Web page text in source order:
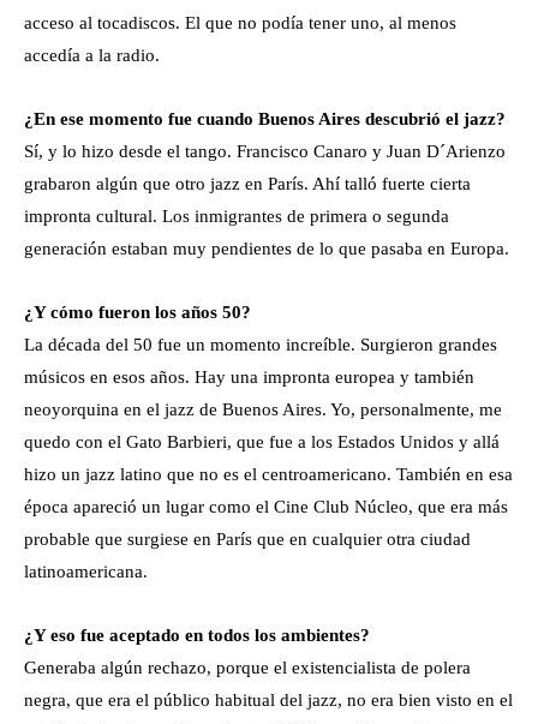
acceso al tocadiscos. El que no podía tener uno, al menos
accedía a la radio.
¿En ese momento fue cuando Buenos Aires descubrió el jazz?
Sí, y lo hizo desde el tango. Francisco Canaro y Juan D´Arienzo
grabaron algún que otro jazz en París. Ahí talló fuerte cierta
impronta cultural. Los inmigrantes de primera o segunda
generación estaban muy pendientes de lo que pasaba en Europa.
¿Y cómo fueron los años 50?
La década del 50 fue un momento increíble. Surgieron grandes
músicos en esos años. Hay una impronta europea y también
neoyorquina en el jazz de Buenos Aires. Yo, personalmente, me
quedo con el Gato Barbieri, que fue a los Estados Unidos y allá
hizo un jazz latino que no es el centroamericano. También en esa
época apareció un lugar como el Cine Club Núcleo, que era más
probable que surgiese en París que en cualquier otra ciudad
latinoamericana.
¿Y eso fue aceptado en todos los ambientes?
Generaba algún rechazo, porque el existencialista de polera
negra, que era el público habitual del jazz, no era bien visto en el